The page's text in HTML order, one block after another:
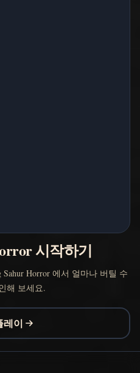
시작하기
Horror 에서 얼마나 버틸 수
해 보세요.
레이